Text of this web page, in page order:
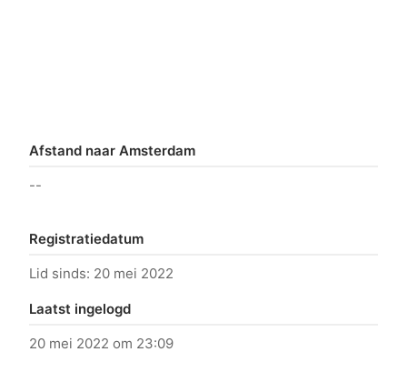
Afstand naar Amsterdam
--
Registratiedatum
Lid sinds: 20 mei 2022
Laatst ingelogd
20 mei 2022 om 23:09